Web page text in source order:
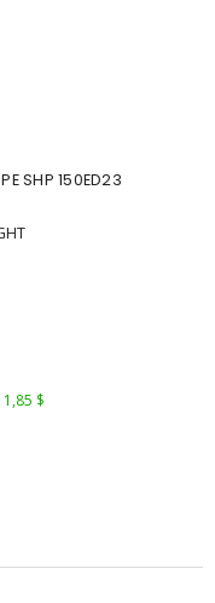
SHP 150ED23
$